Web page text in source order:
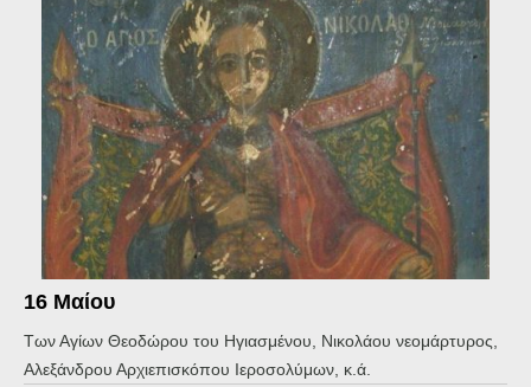
16 Μαίου
Των Αγίων Θεοδώρου του Ηγιασμένου, Νικολάου νεομάρτυρος,
Αλεξάνδρου Αρχιεπισκόπου Ιεροσολύμων, κ.ά.